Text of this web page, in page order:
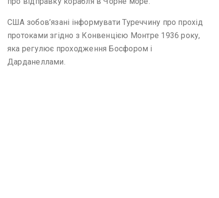
США зобов’язані інформувати Туреччину про прохід
протоками згідно з Конвенцією Монтре 1936 року,
яка регулює проходження Босфором і
Дарданеллами.